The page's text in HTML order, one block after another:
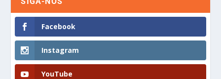
Facebook
Instagram
YouTube